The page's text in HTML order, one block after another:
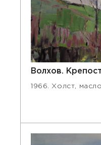
Волхов.
1966. Холст,